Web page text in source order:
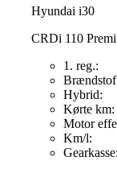
Hyundai i30
CRDi 110
1. reg.:
Hybrid:
Kørte km:
Motor
Km/l:
Gearkasse: